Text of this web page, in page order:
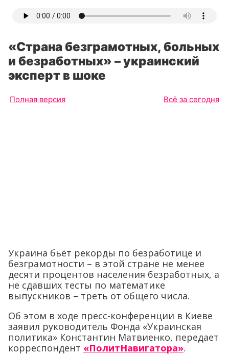
«Страна безграмотных, больных
и безработных» – украинский
эксперт в шоке
Полная версия Всё за сегодня
Украина бьёт рекорды по безработице и
безграмотности – в этой стране не менее
десяти процентов населения безработных, а
не сдавших тесты по математике
выпускников – треть от общего числа.
Об этом в ходе пресс-конференции в Киеве
заявил руководитель Фонда «Украинская
политика» Константин Матвиенко, передает
корреспондент «ПолитНавигатора».